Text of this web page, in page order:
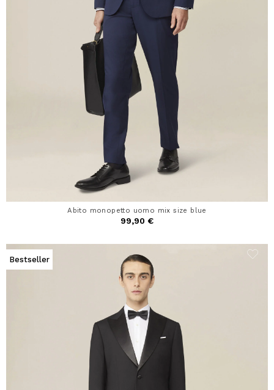
Abito monopetto uomo mix size blue
99,90 €
Bestseller